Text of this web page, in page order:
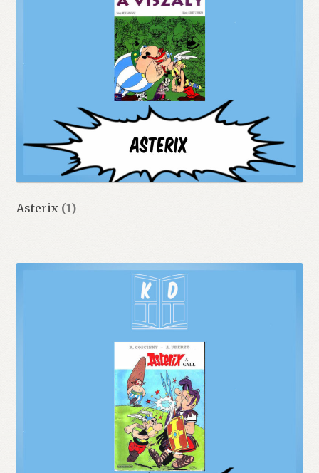
Asterix (1)